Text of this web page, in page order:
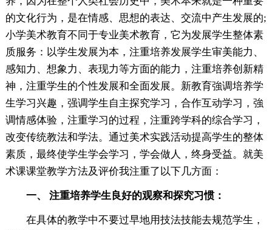
的文化行为，是在情感、思想的表达、交流中产生发展的;
小学美术教育不同于专业美术教育，它为发展学生整体素
质服务：以学生发展为本，注重培养发展学生审美能力、
感知力、想象力、表现力等方面的能力，注重培养创新精
神，注重学生的个性发展和全面发展。新教育強调培养学
生学习兴趣，强调学生自主探究学习，合作互动学习，強
调情感体验，注重学习的过程，注重跨学科的综合学习，
改变传统教法和学法。通过美术实践活动提高学生的整体
素质，最终使学生学会学习，学会做人，终身受益。就美
术课课堂教学方法及评价我注重了以下几方面：
一、 注重培养学生良好的观察和探究习惯：
在具体的教学中不要过早地用技法技能去规范学生，